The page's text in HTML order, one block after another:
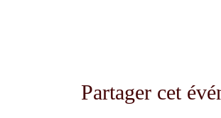
Partager cet